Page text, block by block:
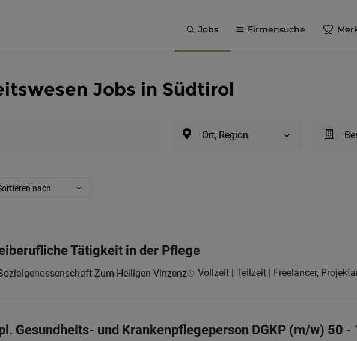
Jobs Firmensuche
Jobs in Südtirol
Ort, Region
nach
Tätigkeit in der Pflege
Zum Heiligen Vinzenz Vollzeit | Teilzeit | Freelancer,
Gesundheits- und Krankenpflegeperson DGKP (m/w) 50 -